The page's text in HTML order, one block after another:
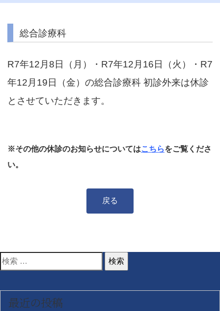
総合診療科
R7年12月8日（月）・R7年12月16日（火）・R7
年12月19日（金）の総合診療科 初診外来は休診
とさせていただきます。
※その他の休診のお知らせについてはこちらをご覧くださ
い。
戻る
検
対
象:最近の投稿